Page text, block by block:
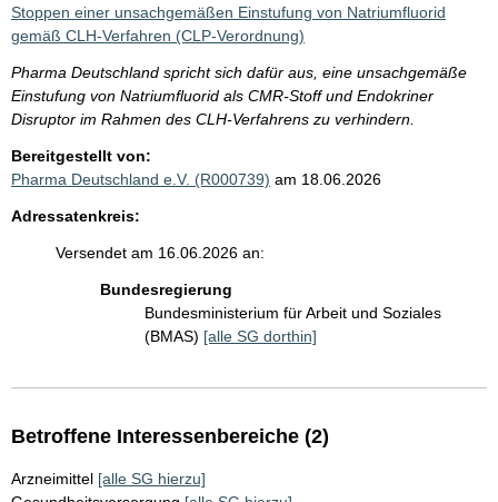
Stoppen einer unsachgemäßen Einstufung von Natriumfluorid
gemäß CLH-Verfahren (CLP-Verordnung)
Pharma Deutschland spricht sich dafür aus, eine unsachgemäße
Einstufung von Natriumfluorid als CMR-Stoff und Endokriner
Disruptor im Rahmen des CLH-Verfahrens zu verhindern.
Bereitgestellt von:
Pharma Deutschland e.V. (R000739) am 18.06.2026
Adressatenkreis:
Versendet am 16.06.2026 an:
Bundesregierung
Bundesministerium für Arbeit und Soziales
(BMAS) [alle SG dorthin]
Betroffene Interessenbereiche (2)
Arzneimittel [alle SG hierzu]